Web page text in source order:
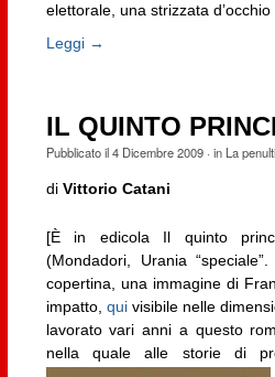
elettorale, una strizzata d’occhio
Leggi →
IL QUINTO
Pubblicato il4 Dicembre 2009· in La
di Vittorio Catani
[È in edicola Il quinto
(Mondadori, Urania
copertina, una immagine di
impatto, quivisibile nelle
lavorato vari anni a questo
nella quale alle storie di